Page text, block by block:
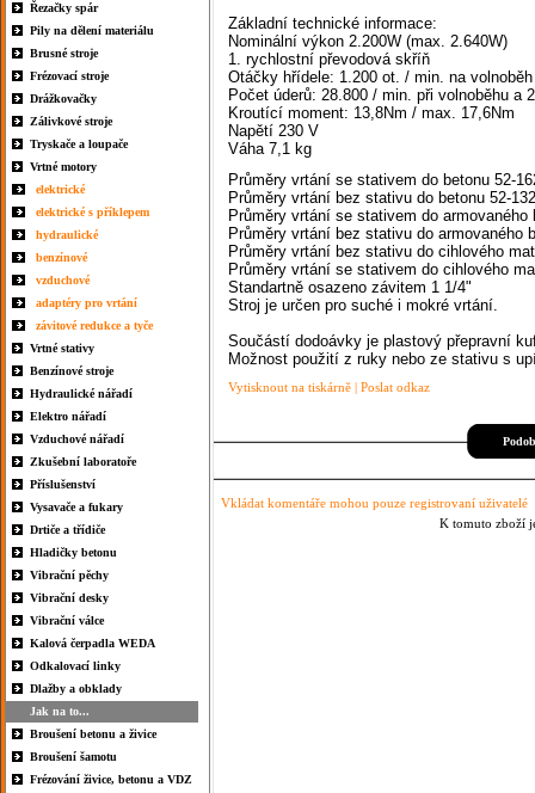
Řezačky spár
Pily na dělení materiálu
Brusné stroje
Frézovací stroje
Drážkovačky
Zálivkové stroje
Tryskače a loupače
Vrtné motory
elektrické
elektrické s příklepem
hydraulické
benzínové
vzduchové
adaptéry pro vrtání
závitové redukce a tyče
Vrtné stativy
Benzínové stroje
Hydraulické nářadí
Elektro nářadí
Vzduchové nářadí
Zkušební laboratoře
Příslušenství
Vysavače a fukary
Drtiče a třídiče
Hladičky betonu
Vibrační pěchy
Vibrační desky
Vibrační válce
Kalová čerpadla WEDA
Odkalovací linky
Dlažby a obklady
Jak na to...
Broušení betonu a živice
Broušení šamotu
Frézování živice, betonu a VDZ
Základní technické informace:
Nominální výkon 2.200W (max. 2.640W)
1. rychlostní převodová skříň
Otáčky hřídele: 1.200 ot. / min. na
Počet úderů: 28.800 / min. při volnoběhu a
Kroutící moment: 13,8Nm / max. 17,6Nm
Napětí 230 V
Váha 7,1 kg
Průměry vrtání se stativem do betonu 52-
Průměry vrtání bez stativu do betonu 52-
Průměry vrtání se stativem do armovaného
Průměry vrtání bez stativu do armovaného
Průměry vrtání bez stativu do cihlového
Průměry vrtání se stativem do cihlového
Standartně osazeno závitem 1 1/4"
Stroj je určen pro suché i mokré vrtání.
Součástí dodoávky je plastový přepravní
Možnost použití z ruky nebo ze stativu s
Vytisknout na tiskárně | Poslat odkaz
Vkládat komentáře mohou pouze registrovaní uživatelé
K tomuto zboží